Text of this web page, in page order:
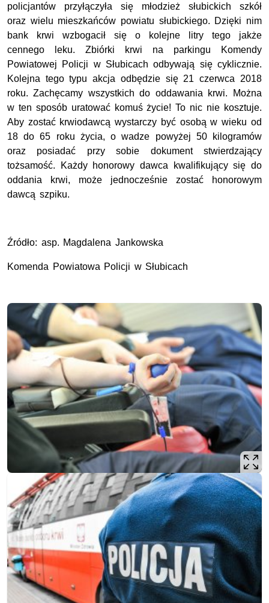
policjantów przyłączyła się młodzież słubickich szkół
oraz wielu mieszkańców powiatu słubickiego. Dzięki nim
bank krwi wzbogacił się o kolejne litry tego jakże
cennego leku. Zbiórki krwi na parkingu Komendy
Powiatowej Policji w Słubicach odbywają się cyklicznie.
Kolejna tego typu akcja odbędzie się 21 czerwca 2018
roku. Zachęcamy wszystkich do oddawania krwi. Można
w ten sposób uratować komuś życie! To nic nie kosztuje.
Aby zostać krwiodawcą wystarczy być osobą w wieku od
18 do 65 roku życia, o wadze powyżej 50 kilogramów
oraz posiadać przy sobie dokument stwierdzający
tożsamość. Każdy honorowy dawca kwalifikujący się do
oddania krwi, może jednocześnie zostać honorowym
dawcą szpiku.
Źródło: asp. Magdalena Jankowska
Komenda Powiatowa Policji w Słubicach